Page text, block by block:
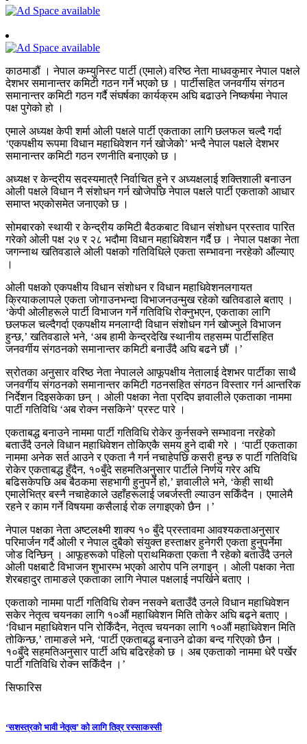
काठमाडौं । नेपाल कम्युनिस्ट पार्टी (एमाले) वरिष्ठ नेता माधवकुमार नेपाल पक्षले
देशभर समानान्तर कमिटी गठन गर्ने भएको छ । पार्टीसहित जनवर्गीय संगठन
समानान्तर कमिटी गठन गर्दै संघर्षका कार्यक्रम अघि बढाउने निष्कर्षमा नेपाल
पक्ष पुगेको हो ।
एमाले अध्यक्ष केपी शर्मा ओली पक्षले पार्टी एकताका लागि छलफल चल्दै गर्दा
‘एकपक्षीय रूपमा विधान महाधिवेशन गर्न खोजेको’ भन्दै नेपाल पक्षले देशभर
समानान्तर कमिटी गठन रणनीति बनाएको छ ।
अध्यक्ष र केन्द्रीय सदस्यमात्रै निर्वाचित हुने र अध्यक्षलाई शक्तिशाली बनाउन
ओली पक्षले विधान नै संशोधन गर्न खोजेपछि नेपाल पक्षले पार्टी एकताको आधार
समाप्त भएकोसमेत जनाएको छ ।
सोमबारको स्थायी र केन्द्रीय कमिटी बैठकबाट विधान संशोधन प्रस्ताव पारित
गरेको ओली पक्ष २७ र २८ भदौमा विधान महाधिवेशन गर्दै छ । नेपाल पक्षका नेता
जगन्नाथ खतिवडाले ओली पक्षको गतिविधिले एकता सम्भावना नरहेको औंल्याए
।
ओली पक्षको एकपक्षीय विधान संशोधन र विधान महाधिवेशनलगायत
क्रियाकलापले एकता जोगाउनभन्दा विभाजनउन्मुख रहेको खतिवडाले बताए ।
‘केपी ओलीहरूले पार्टी विभाजन गर्ने गतिविधि रोक्नुभएन, एकताका लागि
छलफल चल्दैगर्दा एकपक्षीय मनलाग्दी विधान संशोधन गर्न खोज्नुले विभाजन
हुन्छ,’ खतिवडाले भने, ‘अब हामी केन्द्रदेखि स्थानीय तहसम्म पार्टीसहित
जनवर्गीय संगठनको समानान्तर कमिटी बनाउँदै अघि बढने छौं ।’
स्रोतका अनुसार वरिष्ठ नेता नेपालले आफूपक्षीय नेतालाई देशभर पार्टीका साथै
जनवर्गीय संगठनको समानान्तर कमिटी गठनसहित संगठन विस्तार गर्न आन्तरिक
निर्देशन दिइसकेका छन् । ओली पक्षका नेता प्रदिप ज्ञवालीले एकताका नाममा
पार्टी गतिविधि ‘अब रोक्न नसकिने’ प्रस्ट पारे ।
एकताबद्ध बनाउने नाममा पार्टी गतिविधि रोकेर कुर्नसक्ने सम्भावना नरहेको
बताउँदै उनले विधान महाधिवेशन तोकिएकै समय हुने दाबी गरे । ‘पार्टी एकताका
नाममा अनेक सर्त आउने र एकता नै गर्न नचाहेपछि कसरी हुन्छ रु पार्टी गतिविधि
रोकेर एकताबद्ध हुँदैन, १०बुँदे सहमतिअनुसार पार्टीले निर्णय गरेर अघि
बढिसकेपछि अब बैठकमा सहभागी हुनुपर्ने हो,’ ज्ञवालीले भने, ‘केही साथी
एमालेभित्र बस्नै नचाहेकाले उहाँहरूलाई जबर्जस्ती ल्याउन सकिँदैन । एमालेमै
रहने र काम गर्ने विषयमा कसैलाई रोक लगाइएको छैन ।’
नेपाल पक्षका नेता अष्टलक्ष्मी शाक्य १० बुँदे प्रस्तावमा आवश्यकताअनुसार
परिमार्जन गर्दै ओली र नेपाल दुबैको संयुक्त हस्ताक्षर हुनेगरी एकता हुनुपर्नेमा
जोड दिन्छिन् । आफूहरूको पहिलो प्राथमिकता एकता नै रहेको बताउँदै उनले
ओली पक्षबाटै विभाजन शुभारम्भ भएको आरोप पनि लगाइन् । ओली पक्षका नेता
शेरबहादुर तामाङले एकताका लागि नेपाल पक्षलाई नपर्खिने बताए ।
एकताको नाममा पार्टी गतिविधि रोक्न नसक्ने बताउँदै उनले विधान महाधिवेशन
सकेर नेतृत्व चयनका लागि १०औं महाधिवेशन मिति तोकेर अघि बढ्ने बताए ।
‘विधान महाधिवेशन पनि रोकिँदैन, नेतृत्व चयनका लागि १०औं महाधिवेशन मिति
तोकिन्छ,’ तामाङले भने, ‘पार्टी एकताबद्ध बनाउने ढोका बन्द गरिएको छैन ।
१०बुँदे सहमतिअनुसार पार्टी अघि बढिरहेको छ । अब एकताको नाममा धेरै पर्खेर
पार्टी गतिविधि रोक्न सकिँदैन ।’
सिफारिस
‘सशस्त्रको भावी नेतृत्व’ को लागि तिव्र रस्साकस्सी